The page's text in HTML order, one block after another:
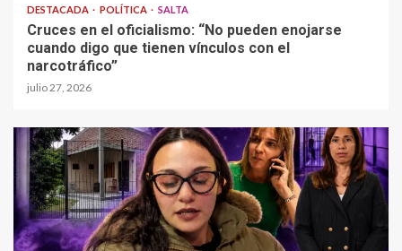
DESTACADA POLÍTICA SALTA
Cruces en el oficialismo: “No pueden enojarse
cuando digo que tienen vínculos con el
narcotráfico”
julio 27, 2026